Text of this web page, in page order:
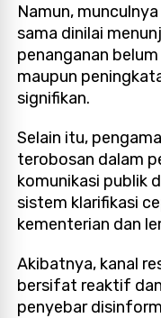
Namun,
sama dinilai
penanganan
maupun
signifikan.
Selain itu,
terobosan dalam
komunikasi publik
sistem klarifikasi
kementerian dan
Akibatnya, kanal
bersifat reaktif
penyebar